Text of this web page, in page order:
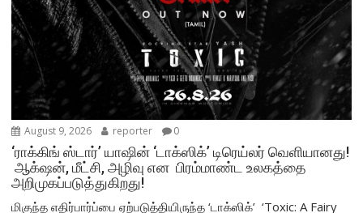
August 9, 2026 reporter 0
‘ராக்கிங் ஸ்டார்’ யாஷின் ‘டாக்ஸிக்’ டிரெய்லர் வெளியானது!
ஆக்‌ஷன், மீட்சி, அழிவு என பிரம்மாண்ட உலகத்தை
அறிமுகப்படுத்துகிறது!
மிகுந்த எதிர்பார்ப்பை ஏற்படுத்தியிருந்த ‘டாக்ஸிக்’ ‘Toxic: A Fairy